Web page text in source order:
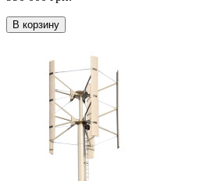
В корзину